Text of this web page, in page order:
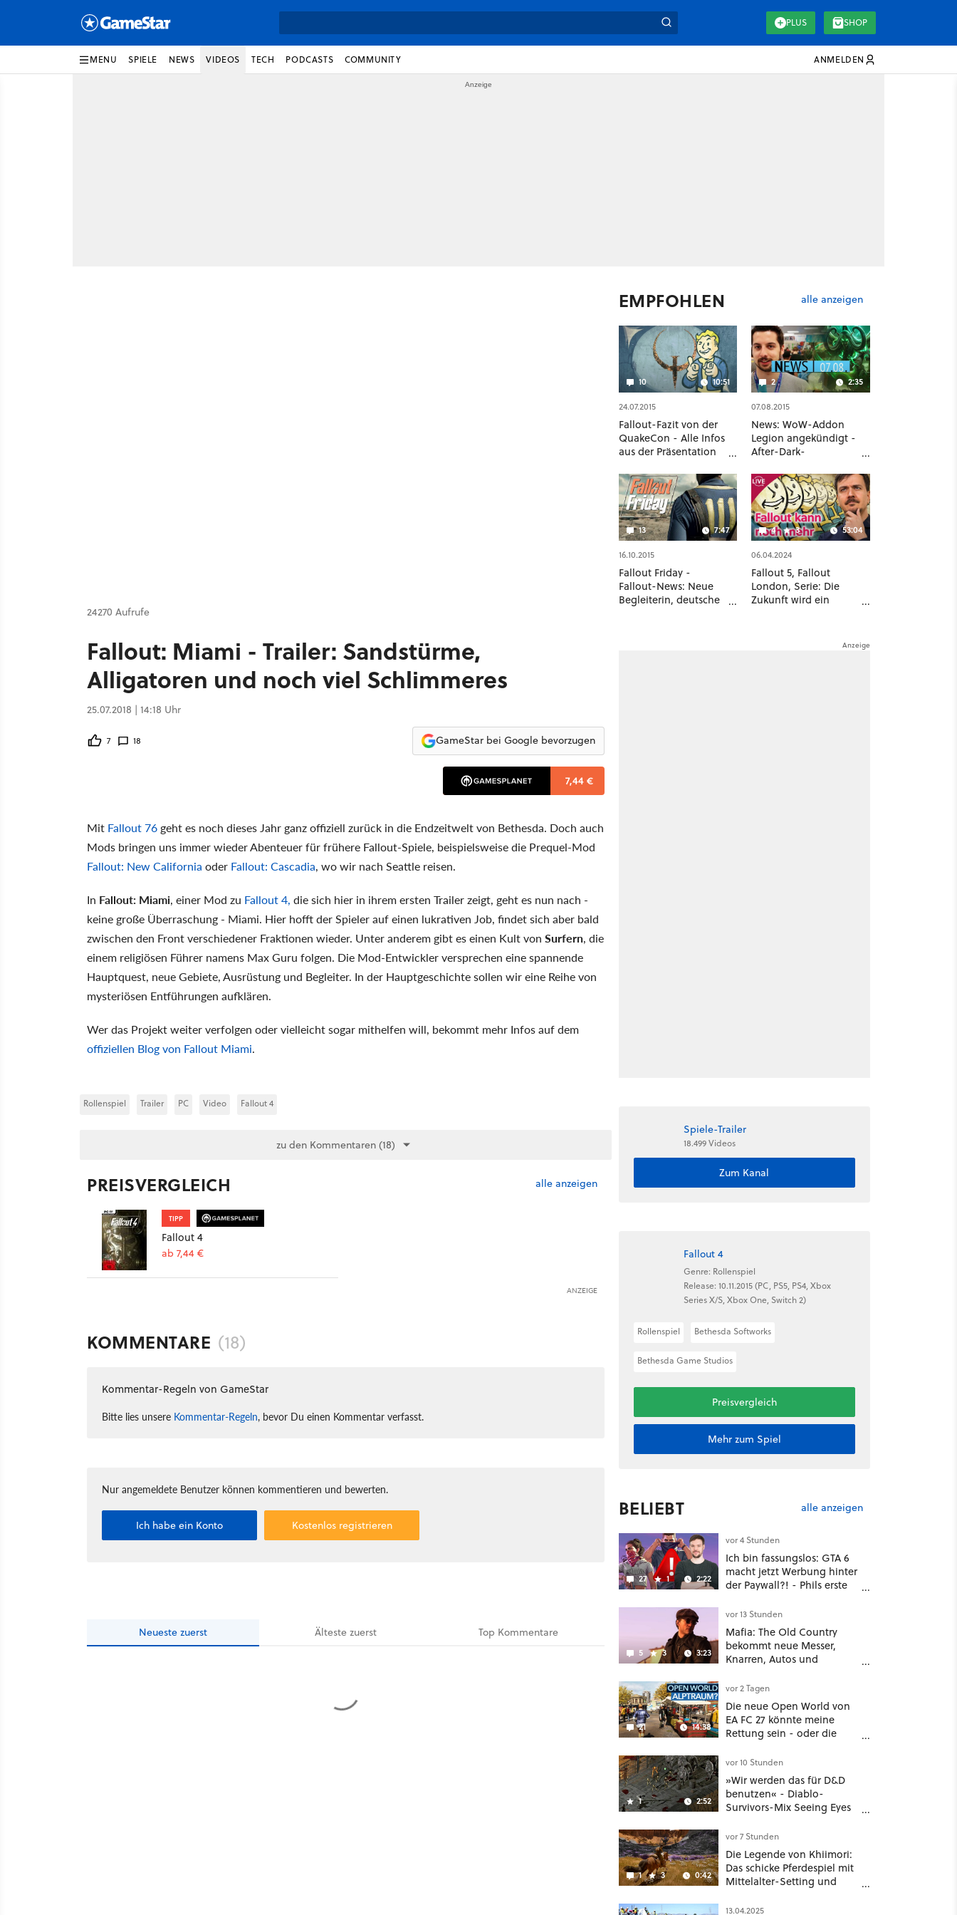
PLUS SHOP
MENU SPIELE NEWS VIDEOS TECH PODCASTS COMMUNITY ANMELDEN
24270 Aufrufe
Fallout: Miami - Trailer: Sandstürme,
Alligatoren und noch viel Schlimmeres
25.07.2018 | 14:18 Uhr
7 18 GameStar bei Google bevorzugen
7,44 €
Mit Fallout 76 geht es noch dieses Jahr ganz offiziell zurück in die Endzeitwelt von Bethesda. Doch auch
Mods bringen uns immer wieder Abenteuer für frühere Fallout-Spiele, beispielsweise die Prequel-Mod
Fallout: New California oder Fallout: Cascadia, wo wir nach Seattle reisen.
In Fallout: Miami, einer Mod zu Fallout 4, die sich hier in ihrem ersten Trailer zeigt, geht es nun nach -
keine große Überraschung - Miami. Hier hofft der Spieler auf einen lukrativen Job, findet sich aber bald
zwischen den Front verschiedener Fraktionen wieder. Unter anderem gibt es einen Kult von Surfern, die
einem religiösen Führer namens Max Guru folgen. Die Mod-Entwickler versprechen eine spannende
Hauptquest, neue Gebiete, Ausrüstung und Begleiter. In der Hauptgeschichte sollen wir eine Reihe von
mysteriösen Entführungen aufklären.
Wer das Projekt weiter verfolgen oder vielleicht sogar mithelfen will, bekommt mehr Infos auf dem
offiziellen Blog von Fallout Miami.
Rollenspiel Trailer PC Video Fallout 4
zu den Kommentaren (18)
PREISVERGLEICH alle anzeigen
TIPP
Fallout 4
ab 7,44 €
ANZEIGE
KOMMENTARE (18)
Kommentar-Regeln von GameStar
Bitte lies unsere Kommentar-Regeln, bevor Du einen Kommentar verfasst.
Nur angemeldete Benutzer können kommentieren und bewerten.
Ich habe ein Konto Kostenlos registrieren
Neueste zuerst Ältestezuerst Top Kommentare
EMPFOHLEN alle anzeigen
10 10:51
24.07.2015
Fallout-Fazit von der
QuakeCon - Alle Infos
aus der Präsentation
Türen
2 2:35
07.08.2015
News: WoW-Addon
Legion angekündigt -
After-Dark-
Skylines & Fallout 4
hat doch Ladezeiten
13 7:47
16.10.2015
Fallout Friday -
Fallout-News: Neue
Begleiterin, deutsche
4 3 53:04
06.04.2024
Fallout 5, Fallout
London, Serie: Die
Zukunft wird ein
Spiele-Trailer
18.499 Videos
Zum Kanal
Fallout 4
Genre: Rollenspiel
Release: 10.11.2015 (PC, PS5, PS4, Xbox
Series X/S, Xbox One, Switch 2)
Rollenspiel Bethesda Softworks
Bethesda Game Studios
Preisvergleich
Mehr zum Spiel
BELIEBT alle anzeigen
27 1 2:22
vor 4 Stunden
Ich bin fassungslos: GTA 6
macht jetzt Werbung hinter
der Paywall?! - Phils erste
Deal
5 3 3:23
vor 13 Stunden
Mafia: The Old Country
bekommt neue Messer,
Knarren, Autos und
hat mehr dabei als nur
Story
21 14:38
vor 2 Tagen
Die neue Open World von
EA FC 27 könnte meine
Rettung sein - oder die
1 2:52
vor 10 Stunden
»Wir werden das für D&D
benutzen« - Diablo-
Survivors-Mix Seeing Eyes
nützliches Map-Tool
1 3 0:42
vor 7 Stunden
Die Legende von Khiimori:
Das schicke Pferdespiel mit
Mittelalter-Setting und
noch größer und
13.04.2025